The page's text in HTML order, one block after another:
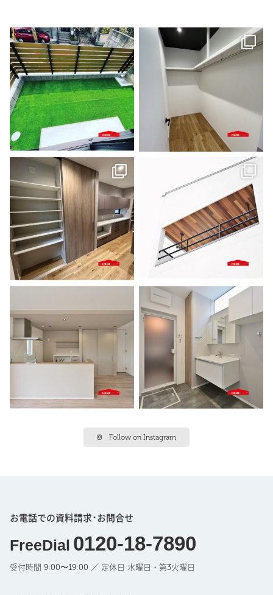
Follow on Instagram
お電話での資料請求･お問合せ
FreeDial 0120-18-7890
受付時間 9:00〜19:00 ／ 定休日 水曜日・第3火曜日